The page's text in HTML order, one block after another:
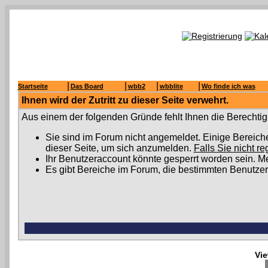
Startseite Das Board wbb2 wbblite Wo finde ich was
Ihnen wird der Zutritt zu dieser Seite verwehrt.
Aus einem der folgenden Gründe fehlt Ihnen die
Sie sind im Forum nicht angemeldet. Einige
dieser Seite, um sich anzumelden. Falls Sie nicht
Ihr Benutzeraccount könnte gesperrt worden sein.
Es gibt Bereiche im Forum, die bestimmten